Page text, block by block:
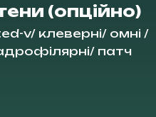
(опційно)
v/ клеверні/ омні /
патч